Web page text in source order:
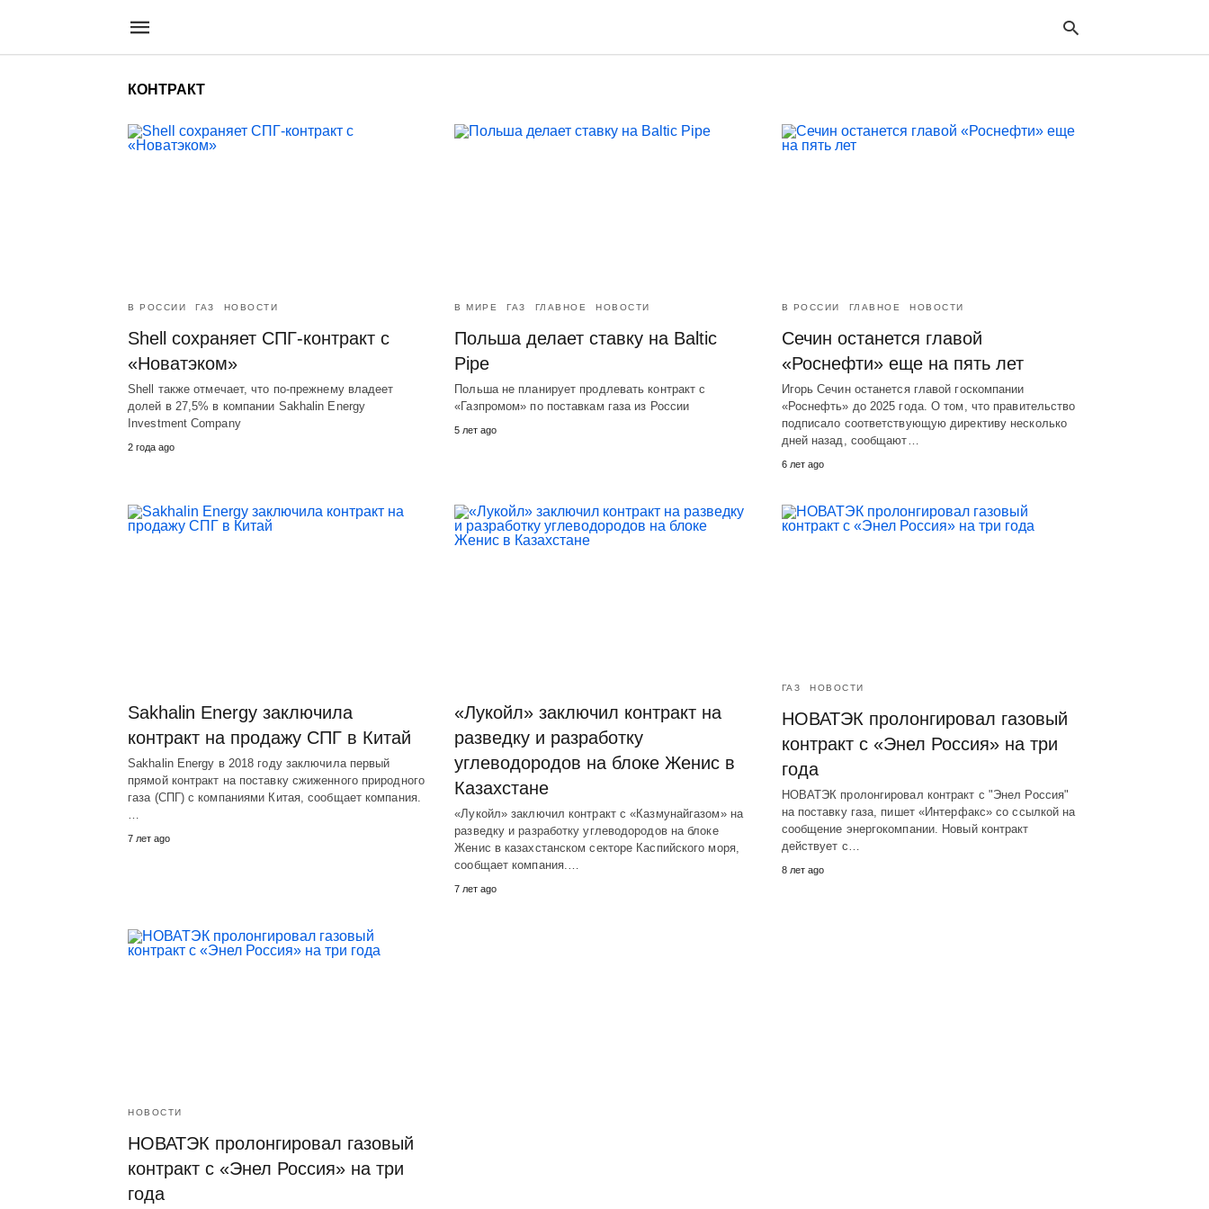
КОНТРАКТ
В РОССИИ ГАЗ НОВОСТИ
Shell сохраняет СПГ-контракт с
«Новатэком»
Shell также отмечает, что по-прежнему владеет
долей в 27,5% в компании Sakhalin Energy
Investment Company
2 года ago
В МИРЕ ГАЗ ГЛАВНОЕ НОВОСТИ
Польша делает ставку на Baltic
Pipe
Польша не планирует продлевать контракт с
«Газпромом» по поставкам газа из России
5 лет ago
В РОССИИ ГЛАВНОЕ НОВОСТИ
Сечин останется главой
«Роснефти» еще на пять лет
Игорь Сечин останется главой госкомпании
«Роснефть» до 2025 года. О том, что правительство
подписало соответствующую директиву несколько
дней назад, сообщают…
6 лет ago
Sakhalin Energy заключила
контракт на продажу СПГ в Китай
Sakhalin Energy в 2018 году заключила первый
прямой контракт на поставку сжиженного природного
газа (СПГ) с компаниями Китая, сообщает компания.
…
7 лет ago
«Лукойл» заключил контракт на
разведку и разработку
углеводородов на блоке Женис в
Казахстане
«Лукойл» заключил контракт с «Казмунайгазом» на
разведку и разработку углеводородов на блоке
Женис в казахстанском секторе Каспийского моря,
сообщает компания.…
7 лет ago
ГАЗ НОВОСТИ
НОВАТЭК пролонгировал газовый
контракт с «Энел Россия» на три
года
НОВАТЭК пролонгировал контракт с "Энел Россия"
на поставку газа, пишет «Интерфакс» со ссылкой на
сообщение энергокомпании. Новый контракт
действует с…
8 лет ago
НОВОСТИ
НОВАТЭК пролонгировал газовый
контракт с «Энел Россия» на три
года